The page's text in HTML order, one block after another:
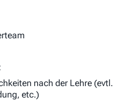
nach der Lehre (evtl.
etc.)